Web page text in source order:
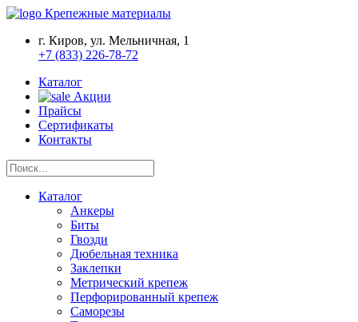
Крепежные материалы
г. Киров, ул. Мельничная, 1
+7 (833) 226-78-72
Каталог
Акции
Прайсы
Сертификаты
Контакты
Каталог
Анкеры
Биты
Гвозди
Дюбельная техника
Заклепки
Метрический крепеж
Перфорированный крепеж
Саморезы